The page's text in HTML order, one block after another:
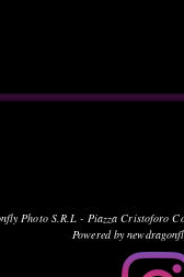
Photo S.R.L - Piazza Cristoforo
Powered by